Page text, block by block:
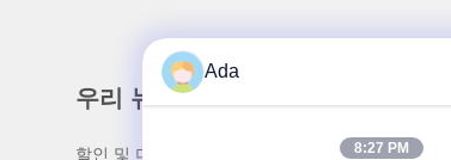
우리 뉴스레터
할인 및 더 많은 정보를 얻기 위해 뉴스레터에 가입
Ada
8:27 PM